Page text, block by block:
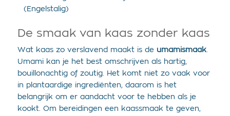
(Engelstalig)
De smaak van kaas zonder kaas
Wat kaas zo verslavend maakt is de umamismaak.
Umami kan je het best omschrijven als hartig,
bouillonachtig of zoutig. Het komt niet zo vaak voor
in plantaardige ingrediënten, daarom is het
belangrijk om er aandacht voor te hebben als je
kookt. Om bereidingen een kaassmaak te geven,